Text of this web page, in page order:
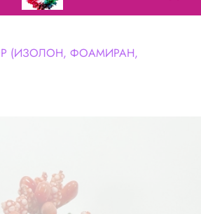
(ИЗОЛОН, ФОАМИРАН,